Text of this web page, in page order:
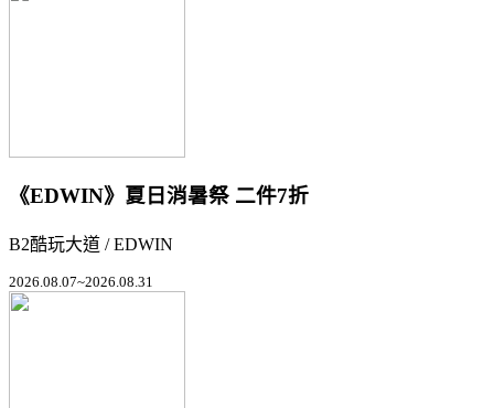
《EDWIN》夏日消暑祭 二件7折
B2酷玩大道 / EDWIN
2026.08.07~2026.08.31